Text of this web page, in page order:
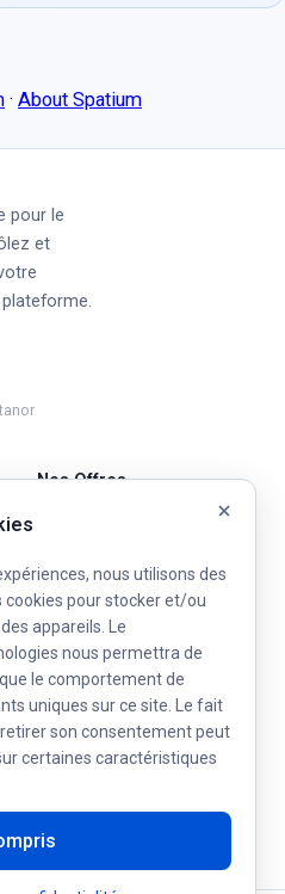
· About Spatium
pour le
et
Nos Offres
Villes & Municipalités
nous utilisons des
cookies pour stocker et/ou
appareils. Le
nous permettra de
le comportement de
uniques sur ce site. Le fait
son consentement peut
certaines caractéristiques